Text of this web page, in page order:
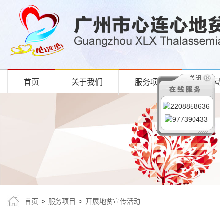
首页 关于我们 服务项目 项目
首页 > 服务项目 > 开展地贫宣传活动